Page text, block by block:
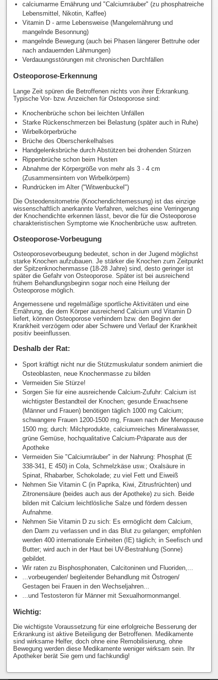
calciumarme Ernährung und "Calciumräuber" (zu phosphatreiche
Lebensmittel, Nikotin, Kaffee)
Vitamin D - arme Lebensweise (Mangelernährung und
mangelnde Besonnung)
mangelnde Bewegung (auch bei Phasen längerer Bettruhe oder
nach andauernden Lähmungen)
Verdauungsstörungen mit chronischen Durchfällen
Osteoporose-Erkennung
Lange Zeit spüren die Betroffenen nichts von ihrer Erkrankung.
Typische Vor- bzw. Anzeichen für Osteoporose sind:
Knochenbrüche schon bei leichten Unfällen
Starke Rückenschmerzen bei Belastung (später auch in Ruhe)
Wirbelkörperbrüche
Brüche des Oberschenkelhalses
Handgelenksbrüche durch Abstützen bei drohenden Stürzen
Rippenbrüche schon beim Husten
Abnahme der Körpergröße von mehr als 3 - 4 cm
(Zusammensintern von Wirbelkörpern)
Rundrücken im Alter ("Witwenbuckel")
Die Osteodensitometrie (Knochendichtemessung) ist das einzige
wissenschaftlich anerkannte Verfahren, welches eine Verringerung
der Knochendichte erkennen lässt, bevor die für die Osteoporose
charakteristischen Symptome wie Knochenbrüche usw. auftreten.
Osteoporose-Vorbeugung
Osteoporosevorbeugung bedeutet, schon in der Jugend möglichst
starke Knochen aufzubauen. Je stärker die Knochen zum Zeitpunkt
der Spitzenknochenmasse (18-28 Jahre) sind, desto geringer ist
später die Gefahr von Osteoporose. Später ist bei ausreichend
frühem Behandlungsbeginn sogar noch eine Heilung der
Osteoporose möglich.
Angemessene und regelmäßige sportliche Aktivitäten und eine
Ernährung, die dem Körper ausreichend Calcium und Vitamin D
liefert, können Osteoporose verhindern bzw. den Beginn der
Krankheit verzögern oder aber Schwere und Verlauf der Krankheit
positiv beeinflussen.
Deshalb der Rat:
Sport kräftigt nicht nur die Stützmuskulatur sondern animiert die
Osteoblasten, neue Knochenmasse zu bilden
Vermeiden Sie Stürze!
Sorgen Sie für eine ausreichende Calcium-Zufuhr: Calcium ist
wichtigster Bestandteil der Knochen; gesunde Erwachsene
(Männer und Frauen) benötigen täglich 1000 mg Calcium;
schwangere Frauen 1200-1500 mg, Frauen nach der Menopause
1500 mg; durch: Milchprodukte, calciumreiches Mineralwasser,
grüne Gemüse, hochqualitative Calcium-Präparate aus der
Apotheke
Vermeiden Sie "Calciumräuber" in der Nahrung: Phosphat (E
338-341, E 450) in Cola, Schmelzkäse usw.; Oxalsäure in
Spinat, Rhabarber, Schokolade; zu viel Fett und Eiweiß
Nehmen Sie Vitamin C (in Paprika, Kiwi, Zitrusfrüchten) und
Zitronensäure (beides auch aus der Apotheke) zu sich. Beide
bilden mit Calcium leichtlösliche Salze und fördern dessen
Aufnahme.
Nehmen Sie Vitamin D zu sich: Es ermöglicht dem Calcium,
den Darm zu verlassen und in das Blut zu gelangen; empfohlen
werden 400 internationale Einheiten (IE) täglich; in Seefisch und
Butter; wird auch in der Haut bei UV-Bestrahlung (Sonne)
gebildet.
Wir raten zu Bisphosphonaten, Calcitoninen und Fluoriden,...
...vorbeugender/ begleitender Behandlung mit Östrogen/
Gestagen bei Frauen in den Wechseljahren...
...und Testosteron für Männer mit Sexualhormonmangel.
Wichtig:
Die wichtigste Voraussetzung für eine erfolgreiche Besserung der
Erkrankung ist aktive Beteiligung der Betroffenen. Medikamente
sind wirksame Helfer, doch ohne eine Remobilisierung, ohne
Bewegung werden diese Medikamente weniger wirksam sein. Ihr
Apotheker berät Sie gern und fachkundig!